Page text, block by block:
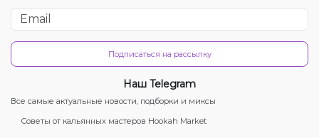
Подписаться на рассылку
Наш Telegram
Все самые актуальные новости, подборки и миксы
Советы от кальянных мастеров Hookah Market